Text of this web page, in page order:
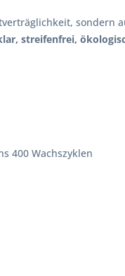
sondern
streifenfrei,
400 Wachszyklen